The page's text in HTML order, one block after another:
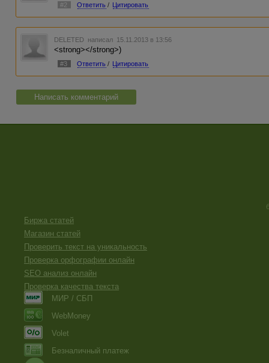
#2 Ответить / Цитировать
DELETED написал 15.11.2013 в 13:56
<strong></strong>)
#3 Ответить / Цитировать
Написать комментарий
Биржа статей
Магазин статей
Проверить текст на уникальность
Проверка орфографии онлайн
SEO анализ онлайн
Проверка качества текста
МИР / СБП
WebMoney
Volet
Безналичный платеж